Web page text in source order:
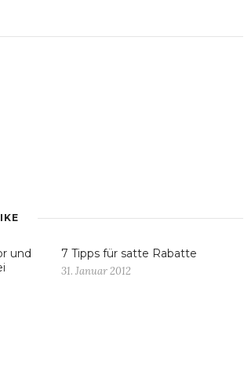
und
7 Tipps für satte Rabatte
31. Januar 2012